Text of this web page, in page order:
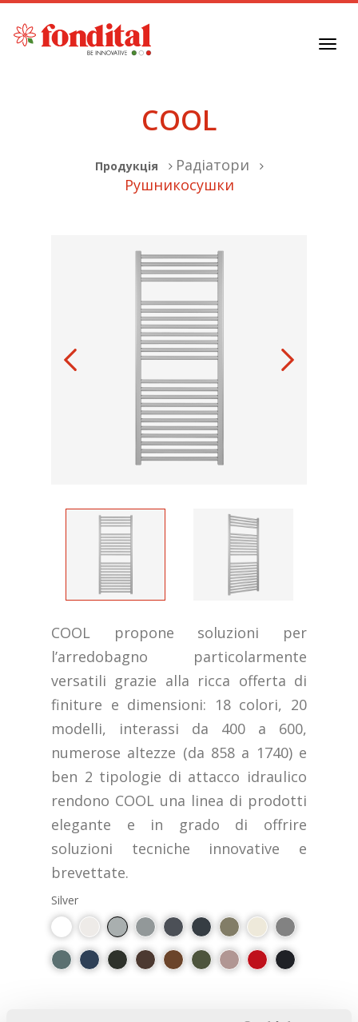
COOL
Продукція
Радіатори
Рушникосушки
COOL propone soluzioni per
l’arredobagno particolarmente
versatili grazie alla ricca offerta di
finiture e dimensioni: 18 colori, 20
modelli, interassi da 400 a 600,
numerose altezze (da 858 a 1740) e
ben 2 tipologie di attacco idraulico
rendono COOL una linea di prodotti
elegante e in grado di offrire
soluzioni tecniche innovative e
brevettate.
Silver